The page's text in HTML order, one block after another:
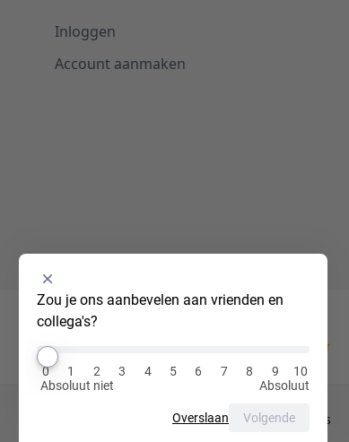
Inloggen
Account aanmaken
Privacy PolicyCookies
Zou je ons aanbevelen aan vrienden en
collega's?
Selecteer
een
optie
van
0
tot
0 1 2 3 4 5 6 7 8 9
10
Absoluut niet
Absoluut
Volgende
Overslaan